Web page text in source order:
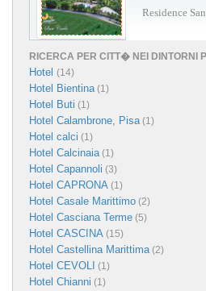
Residence
RICERCA PER CITT� NEI DINTORNI
Hotel (14)
Hotel Bientina(1)
Hotel Buti (1)
Hotel Calambrone, Pisa(1)
Hotel calci (1)
Hotel Calcinaia(1)
Hotel Capannoli (3)
Hotel CAPRONA (1)
Hotel Casale Marittimo (2)
Hotel Casciana Terme (5)
Hotel CASCINA (15)
Hotel Castellina Marittima(2)
Hotel CEVOLI (1)
Hotel Chianni (1)